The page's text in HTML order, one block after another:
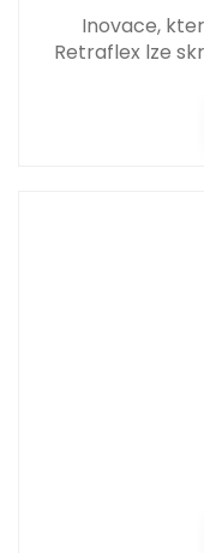
Inovace,
Retraflex lze